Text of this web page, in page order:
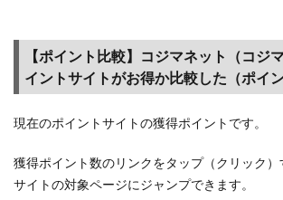
（過去
最高ポ
イント
10％
元！）
1.5
【モ
【ポイント比較】コジマネット（コジ
イントサイトがお得か比較した（ポイン
現在のポイントサイトの獲得ポイントです。
獲得ポイント数のリンクをタップ（クリック）
サイトの対象ページにジャンプできます。